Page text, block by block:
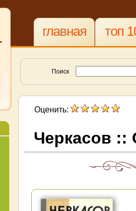
главная топ
Поиск
Оценить:
Черкасов ::